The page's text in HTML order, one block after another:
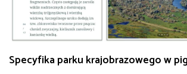
Specyfika parku krajobrazowego w